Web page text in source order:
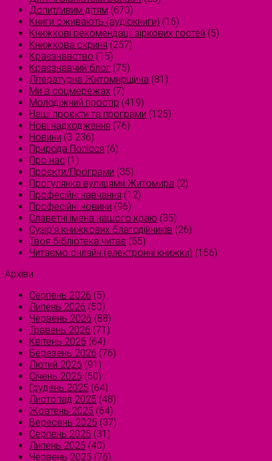
Допитливим дітям (670)
Книги оживають (аудіокниги) (16)
Книжкові рекомендації зіркових гостей (5)
Книжкова скриня (257)
Краєзнавство (15)
Краєзнавчий блог (75)
Літературна Житомирщина (81)
Ми в соцмережах (7)
Молодіжний простір (419)
Наші проєкти та програми (125)
Нові надходження (76)
Новини (3 236)
Природа Полісся (6)
Про нас (1)
Проєкти/Програми (35)
Прогулянка вулицями Житомира (2)
Професійні навчання (12)
Професійні новини (96)
Славетні імена нашого краю (35)
Сузірʼя книжкових благодійників (26)
Твоя бібліотека читає (55)
Читаємо онлайн (електронні книжки) (156)
Архіви
Серпень 2026 (5)
Липень 2026 (50)
Червень 2026 (88)
Травень 2026 (71)
Квітень 2026 (64)
Березень 2026 (76)
Лютий 2026 (91)
Січень 2026 (50)
Грудень 2025 (64)
Листопад 2025 (48)
Жовтень 2025 (64)
Вересень 2025 (37)
Серпень 2025 (31)
Липень 2025 (40)
Червень 2025 (76)